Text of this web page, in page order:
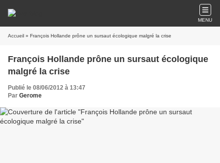
MENU
Accueil » François Hollande prône un sursaut écologique malgré la crise
François Hollande prône un sursaut écologique
malgré la crise
Publié le 08/06/2012 à 13:47
Par Gerome